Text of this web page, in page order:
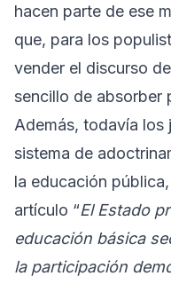
hacen parte de ese
que, para los
vender el discurso
sencillo de absorber
Además, todavía los
sistema de
la educación
artículo “El Estado
educación básica
la participación